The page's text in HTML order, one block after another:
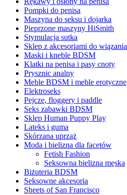
Pompki do penisa
Maszyna do seksu i dojarka
Pieprzone maszyny HiSmith
Stymulacja sutka
Sklep z akcesoriami do wiązania
Maski i kneble BDSM
Klatki na penisa i pasy cnoty
Prysznic analny
Meble BDSM i meble erotyczne
Elektroseks
Pejcze, floggery i paddle
Seks zabawki BDSM
Sklep Human Puppy Play
Lateks i guma
Skórzana uprząż
Moda i bielizna dla facetów
Fetish Fashion
Seksowna bielizna męska
Biżuteria BDSM
Seksowne akcesoria
Sheets of San Francisco